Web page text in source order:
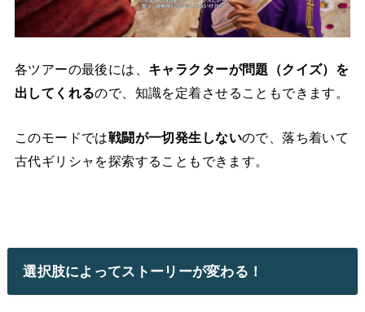
各ツアーの最後には、 キャラクターが問題（クイズ）を
出してくれるので、知識を定着させることもできます。
このモードでは戦闘が一切発生しないので、落ち着いて
古代ギリシャを探索することもできます。
選択肢によってストーリーが変わる！